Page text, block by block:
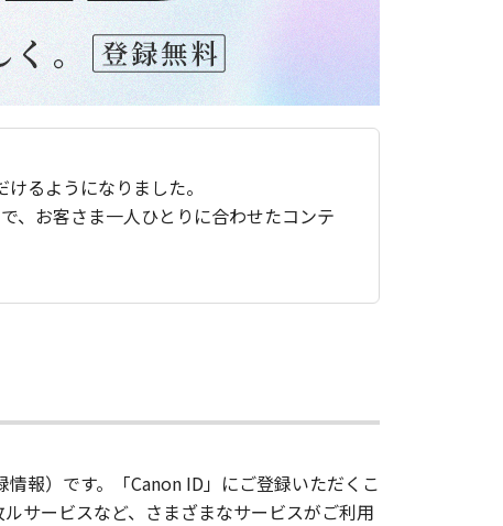
るようになりました。
、お客さま一人ひとりに合わせたコンテ
報）です。「Canon ID」にご登録いただくこ
サービスなど、さまざまなサービスがご利用